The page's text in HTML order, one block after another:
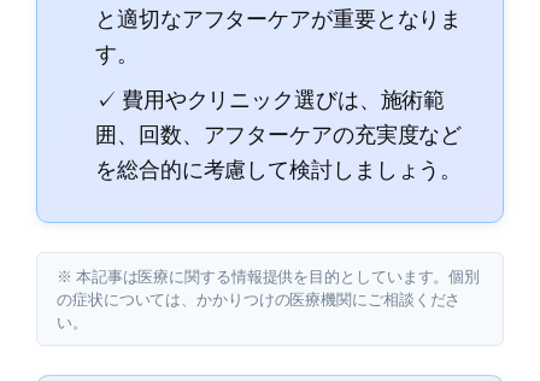
と適切なアフターケアが重要となりま
す。
✓ 費用やクリニック選びは、施術範
囲、回数、アフターケアの充実度など
を総合的に考慮して検討しましょう。
※ 本記事は医療に関する情報提供を目的としています。個別
の症状については、かかりつけの医療機関にご相談くださ
い。